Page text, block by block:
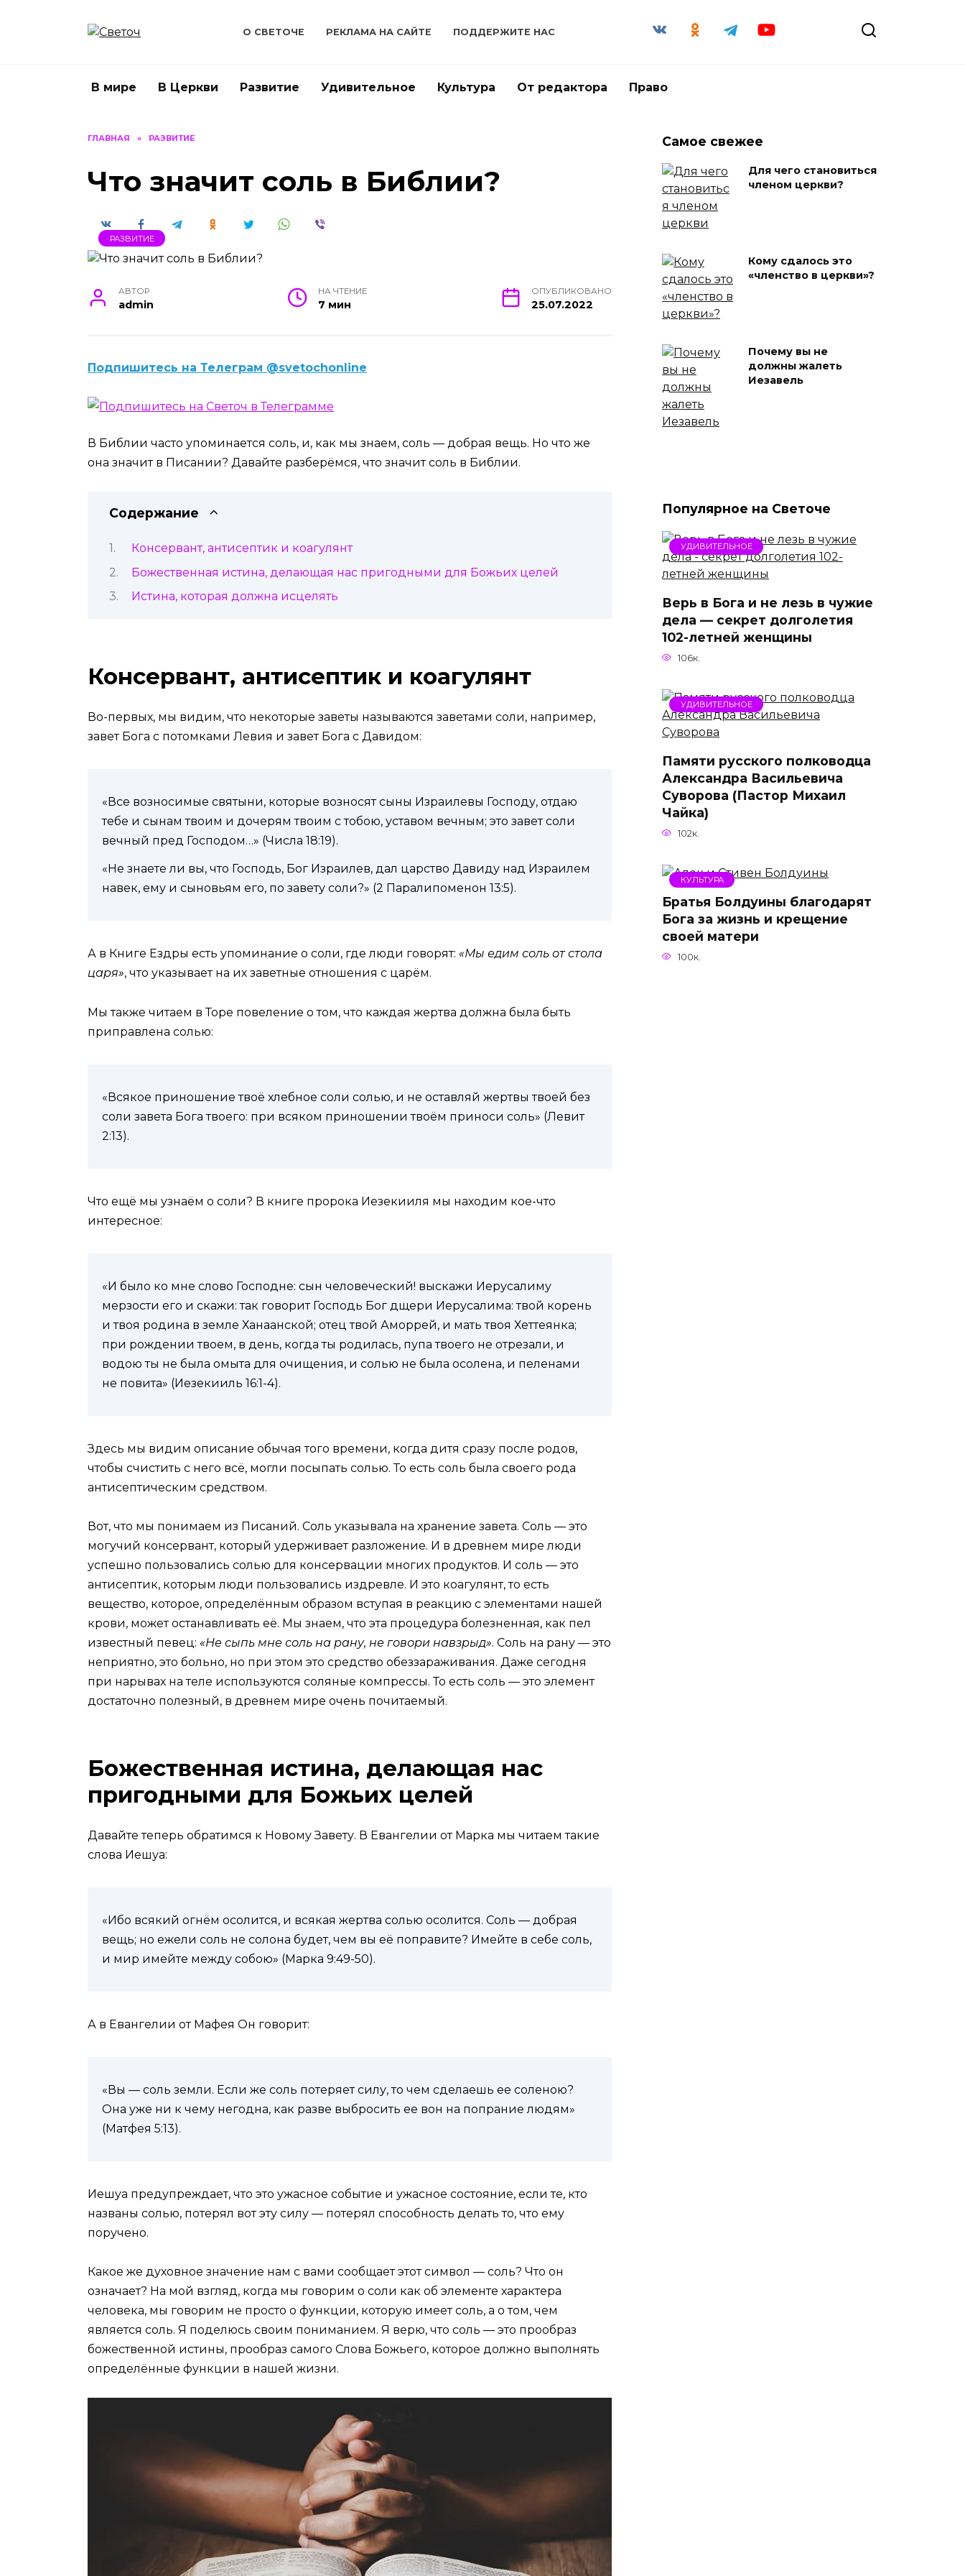
О СВЕТОЧЕ РЕКЛАМА НА САЙТЕ ПОДДЕРЖИТЕ НАС
В мире В Церкви Развитие Удивительное Культура От редактора Право
ГЛАВНАЯ » РАЗВИТИЕ
Что значит соль в Библии?
РАЗВИТИЕ
АВТОР
admin
НА ЧТЕНИЕ
7 мин
ОПУБЛИКОВАНО
25.07.2022
Подпишитесь на Телеграм @svetochonline
В Библии часто упоминается соль, и, как мы знаем, соль — добрая вещь. Но что же
она значит в Писании? Давайте разберёмся, что значит соль в Библии.
Содержание
Консервант, антисептик и коагулянт
Божественная истина, делающая нас пригодными для Божьих целей
Истина, которая должна исцелять
Консервант, антисептик и коагулянт
Во-первых, мы видим, что некоторые заветы называются заветами соли, например,
завет Бога с потомками Левия и завет Бога с Давидом:
«Все возносимые святыни, которые возносят сыны Израилевы Господу, отдаю
тебе и сынам твоим и дочерям твоим с тобою, уставом вечным; это завет соли
вечный пред Господом…» (Числа 18:19).
«Не знаете ли вы, что Господь, Бог Израилев, дал царство Давиду над Израилем
навек, ему и сыновьям его, по завету соли?» (2 Паралипоменон 13:5).
А в Книге Ездры есть упоминание о соли, где люди говорят: «Мы едим соль от стола
царя», что указывает на их заветные отношения с царём.
Мы также читаем в Торе повеление о том, что каждая жертва должна была быть
приправлена солью:
«Всякое приношение твоё хлебное соли солью, и не оставляй жертвы твоей без
соли завета Бога твоего: при всяком приношении твоём приноси соль» (Левит
2:13).
Что ещё мы узнаём о соли? В книге пророка Иезекииля мы находим кое-что
интересное:
«И было ко мне слово Господне: сын человеческий! выскажи Иерусалиму
мерзости его и скажи: так говорит Господь Бог дщери Иерусалима: твой корень
и твоя родина в земле Ханаанской; отец твой Аморрей, и мать твоя Хеттеянка;
при рождении твоем, в день, когда ты родилась, пупа твоего не отрезали, и
водою ты не была омыта для очищения, и солью не была осолена, и пеленами
не повита» (Иезекииль 16:1-4).
Здесь мы видим описание обычая того времени, когда дитя сразу после родов,
чтобы счистить с него всё, могли посыпать солью. То есть соль была своего рода
антисептическим средством.
Вот, что мы понимаем из Писаний. Соль указывала на хранение завета. Соль — это
могучий консервант, который удерживает разложение. И в древнем мире люди
успешно пользовались солью для консервации многих продуктов. И соль — это
антисептик, которым люди пользовались издревле. И это коагулянт, то есть
вещество, которое, определённым образом вступая в реакцию с элементами нашей
крови, может останавливать её. Мы знаем, что эта процедура болезненная, как пел
известный певец: «Не сыпь мне соль на рану, не говори навзрыд». Соль на рану — это
неприятно, это больно, но при этом это средство обеззараживания. Даже сегодня
при нарывах на теле используются соляные компрессы. То есть соль — это элемент
достаточно полезный, в древнем мире очень почитаемый.
Божественная истина, делающая нас
пригодными для Божьих целей
Давайте теперь обратимся к Новому Завету. В Евангелии от Марка мы читаем такие
слова Иешуа:
«Ибо всякий огнём осолится, и всякая жертва солью осолится. Соль — добрая
вещь; но ежели соль не солона будет, чем вы её поправите? Имейте в себе соль,
и мир имейте между собою» (Марка 9:49-50).
А в Евангелии от Мафея Он говорит:
«Вы — соль земли. Если же соль потеряет силу, то чем сделаешь ее соленою?
Она уже ни к чему негодна, как разве выбросить ее вон на попрание людям»
(Матфея 5:13).
Иешуа предупреждает, что это ужасное событие и ужасное состояние, если те, кто
названы солью, потерял вот эту силу — потерял способность делать то, что ему
поручено.
Какое же духовное значение нам с вами сообщает этот символ — соль? Что он
означает? На мой взгляд, когда мы говорим о соли как об элементе характера
человека, мы говорим не просто о функции, которую имеет соль, а о том, чем
является соль. Я поделюсь своим пониманием. Я верю, что соль — это прообраз
божественной истины, прообраз самого Слова Божьего, которое должно выполнять
определённые функции в нашей жизни.
Самое свежее
Для чего становиться
членом церкви?
Кому сдалось это
«членство в церкви»?
Почему вы не
должны жалеть
Иезавель
Популярное на Светоче
УДИВИТЕЛЬНОЕ
Верь в Бога и не лезь в чужие
дела — секрет долголетия
102-летней женщины
106к.
УДИВИТЕЛЬНОЕ
Памяти русского полководца
Александра Васильевича
Суворова (Пастор Михаил
Чайка)
102к.
КУЛЬТУРА
Братья Болдуины благодарят
Бога за жизнь и крещение
своей матери
100к.